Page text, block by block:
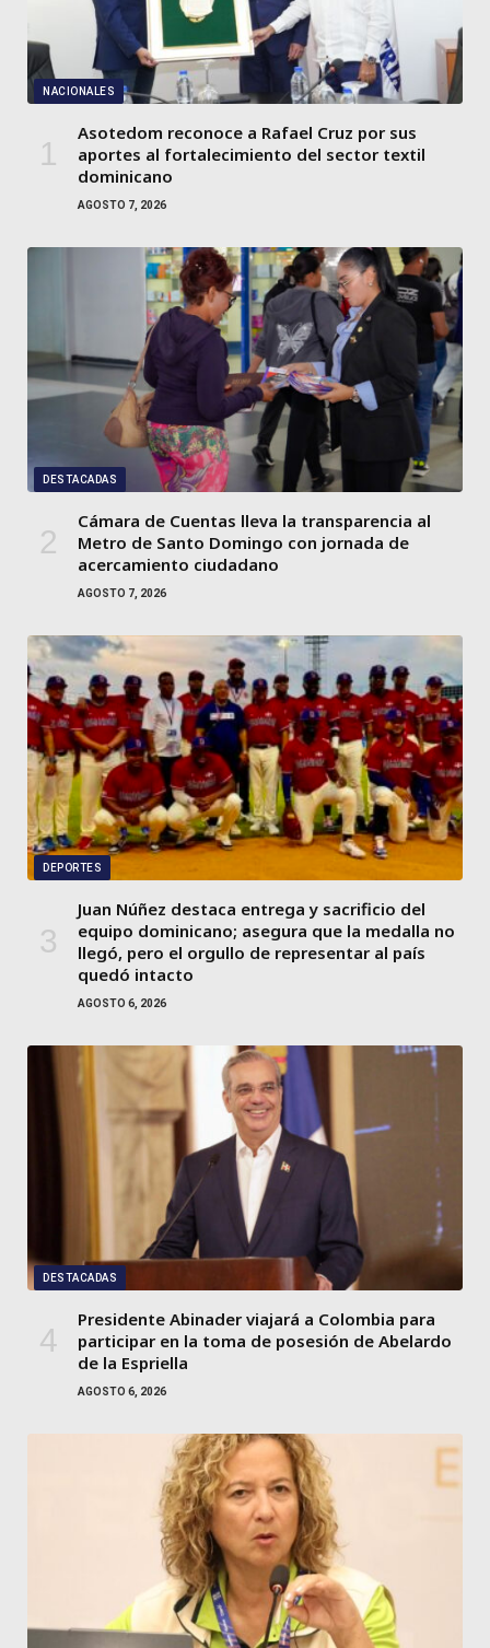
NACIONALES
Asotedom reconoce a Rafael Cruz por sus
aportes al fortalecimiento del sector textil
dominicano
AGOSTO 7, 2026
DESTACADAS
Cámara de Cuentas lleva la transparencia al
Metro de Santo Domingo con jornada de
acercamiento ciudadano
AGOSTO 7, 2026
DEPORTES
Juan Núñez destaca entrega y sacrificio del
equipo dominicano; asegura que la medalla no
llegó, pero el orgullo de representar al país
quedó intacto
AGOSTO 6, 2026
DESTACADAS
Presidente Abinader viajará a Colombia para
participar en la toma de posesión de Abelardo
de la Espriella
AGOSTO 6, 2026